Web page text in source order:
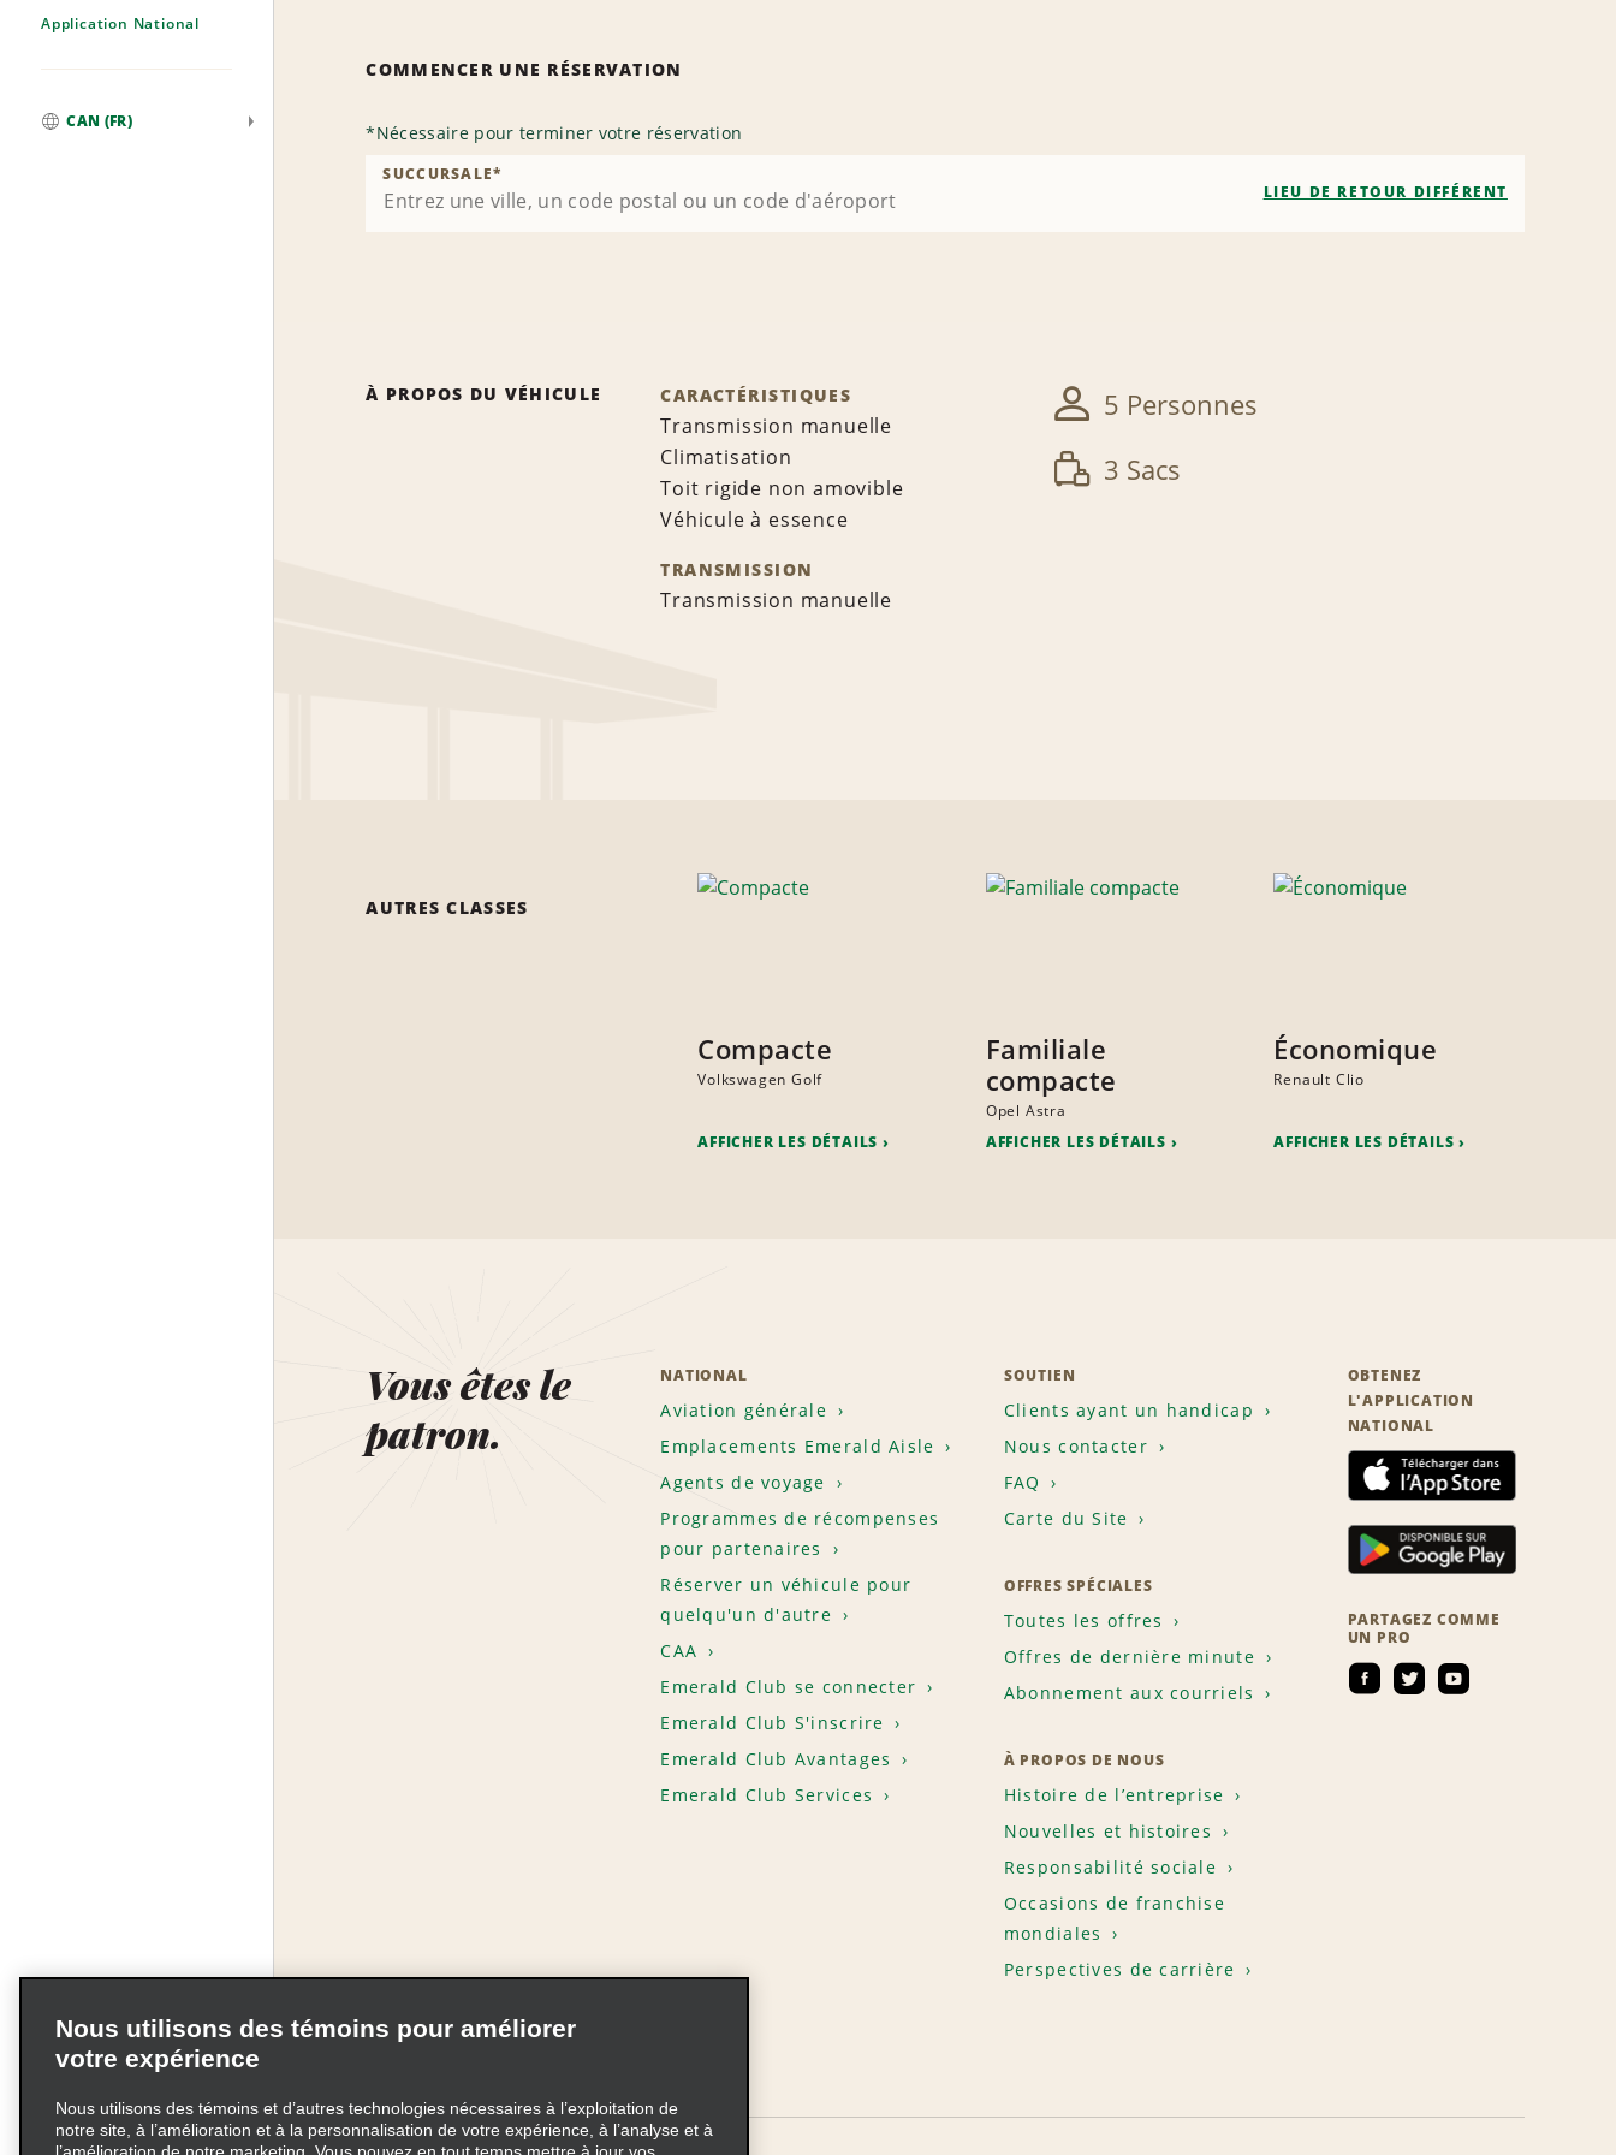
Application National
CAN (FR)
COMMENCER UNE RÉSERVATION
*Nécessaire pour terminer votre réservation
SUCCURSALE*
LIEU DE RETOUR DIFFÉRENT
À PROPOS DU VÉHICULE CARACTÉRISTIQUES
Transmission manuelle
Climatisation
Toit rigide non amovible
Véhicule à essence
TRANSMISSION
Transmission manuelle
5 Personnes
3 Sacs
AUTRES CLASSES
Compacte
Volkswagen Golf
AFFICHER LES DÉTAILS
Familiale
compacte
Opel Astra
AFFICHER LES DÉTAILS
Économique
Renault Clio
AFFICHER LES DÉTAILS
Vous êtes le
patron.
NATIONAL
Aviation générale
Emplacements Emerald Aisle
Agents de voyage
Programmes de récompenses
pour partenaires
Réserver un véhicule pour
quelqu'un d'autre
CAA
Emerald Club se connecter
Emerald Club S'inscrire
Emerald Club Avantages
Emerald Club Services
SOUTIEN
Clients ayant un handicap
Nous contacter
FAQ
Carte du Site
OFFRES SPÉCIALES
Toutes les offres
Offres de dernière minute
Abonnement aux courriels
À PROPOS DE NOUS
Histoire de l’entreprise
Nouvelles et histoires
Responsabilité sociale
Occasions de franchise
mondiales
Perspectives de carrière
OBTENEZ
L'APPLICATION
NATIONAL
PARTAGEZ COMME
UN PRO
Nous utilisons des témoins pour améliorer
votre expérience
Nous utilisons des témoins et d’autres technologies nécessaires à l’exploitation de
notre site, à l’amélioration et à la personnalisation de votre expérience, à l’analyse et à